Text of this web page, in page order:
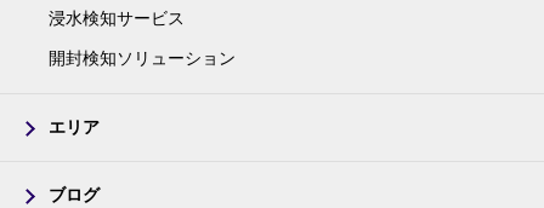
浸水検知サービス
開封検知ソリューション
エリア
ブログ